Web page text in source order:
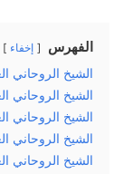
الفهرس إخفاء
الشيخ الروحاني
الشيخ الروحاني
الشيخ الروحاني
الشيخ الروحاني
الشيخ الروحاني